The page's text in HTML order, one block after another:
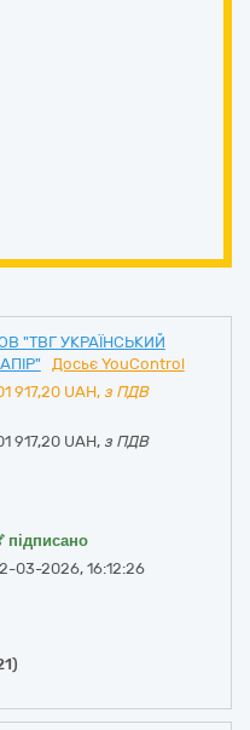
"ТВГ УКРАЇНСЬКИЙ
Досьє YouControl
917,20 UAH, з ПДВ
917,20 UAH, з ПДВ
підписано
03-2026, 16:12:26